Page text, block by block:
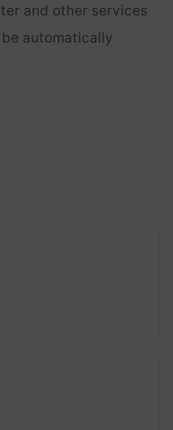
and other services
automatically